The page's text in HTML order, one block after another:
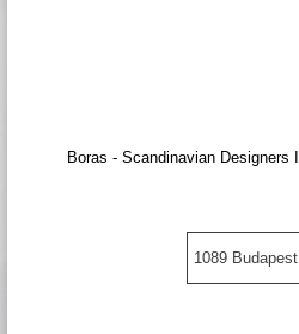
Boras - Scandinavian Designers
1089